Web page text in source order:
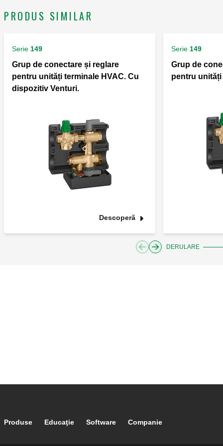
PRODUS SIMILAR
Serie 149
Grup de conectare și reglare
pentru unități terminale HVAC. Cu
dispozitiv Venturi.
Descoperă
Serie 149
Grup de
pentru unități
DERULARE
Footer main navigation
Produse Educaţie Software Companie